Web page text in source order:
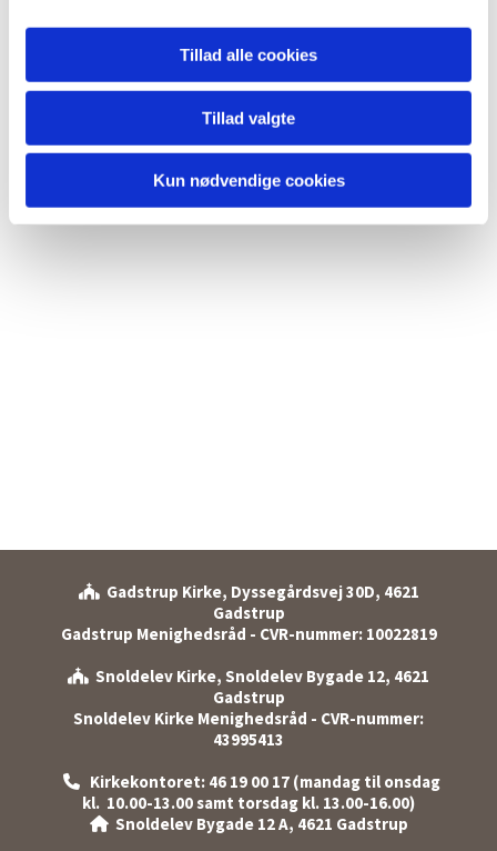
Tillad alle cookies
Tillad valgte
Kun nødvendige cookies
Gadstrup Kirke, Dyssegårdsvej 30D, 4621
Gadstrup
Gadstrup Menighedsråd - CVR-nummer: 10022819
 Snoldelev Kirke, Snoldelev Bygade 12, 4621
Gadstrup
Snoldelev Kirke Menighedsråd - CVR-nummer:
43995413

Kirkekontoret: 46 19 00 17 (mandag til onsdag
kl. 10.00-13.00 samt torsdag kl. 13.00-16.00)
Snoldelev Bygade 12 A, 4621 Gadstrup